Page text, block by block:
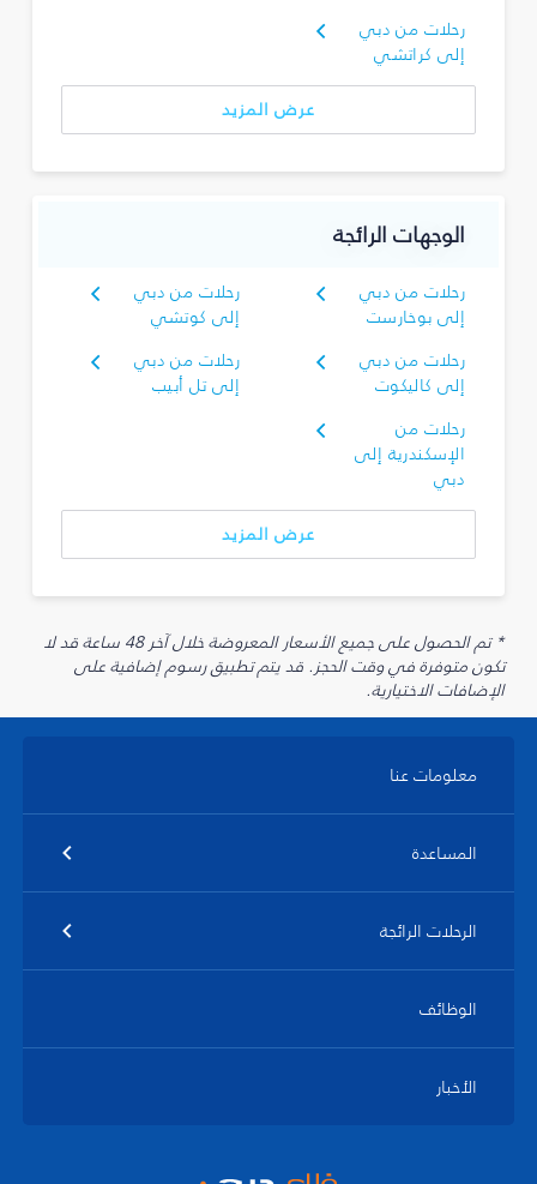
رحلات من دبي
إلى كراتشي
عرض المزيد
الوجهات الرائجة
رحلات من دبي
إلى بوخارست
رحلات من دبي
إلى كوتشي
رحلات من دبي
إلى كاليكوت
رحلات من دبي
إلى تل أبيب
رحلات من
الإسكندرية إلى
دبي
عرض المزيد
* تم الحصول على جميع الأسعار المعروضة خلال آخر 48 ساعة قد لا
تكون متوفرة في وقت الحجز. قد يتم تطبيق رسوم إضافية على
الإضافات الاختيارية.
معلومات عنا
المساعدة
الرحلات الرائجة
الوظائف
الأخبار